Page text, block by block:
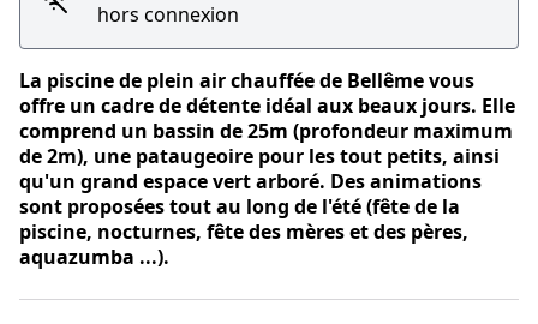
hors connexion
La piscine de plein air chauffée de Bellême vous
offre un cadre de détente idéal aux beaux jours. Elle
comprend un bassin de 25m (profondeur maximum
de 2m), une pataugeoire pour les tout petits, ainsi
qu'un grand espace vert arboré. Des animations
sont proposées tout au long de l'été (fête de la
piscine, nocturnes, fête des mères et des pères,
aquazumba ...).